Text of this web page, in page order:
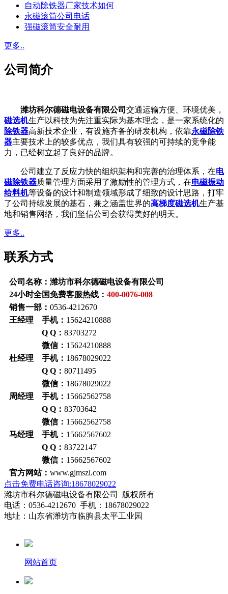
自动除铁器厂家技术如何
永磁滚筒公司电话
强磁滚筒安全耐用
更多..
公司简介
潍坊科尔德磁电设备有限公司 交通运输方便、环境优美，
磁选机生产以科技为先注重实际为基本理念，是一家系统化的
除铁器高新技术企业，有设施齐备的研发机构，依靠永磁除铁
器主要技术上的较多优点，我们具有较强的可持续的竞争能
力，已经树立起了良好的品牌。
公司建立了反应力快的组织架构和完善的治理体系，在电
磁除铁器质量管理方面采用了激励性的管理方式，在电磁振动
给料机等设备的设计和制造领域形成了细致的设计思路，打牢
了公司持续发展的基石，兼之涵盖世界的高梯度磁选机生产基
地和销售网络，我们坚信公司会获得美好的明天。
更多..
联系方式
公司名称：潍坊市科尔德磁电设备有限公司
24小时全国免费客服热线： 400-0076-008
销售一部： 0536-4212670
王经理 手机： 15624210888
Q Q： 83703272
微信： 15624210888
杜经理 手机： 18678029022
Q Q： 80711495
微信： 18678029022
周经理 手机： 15662562758
Q Q： 83703642
微信： 15662562758
马经理 手机： 15662567602
Q Q： 83722147
微信： 15662567602
官方网站： www.gjmszl.com
点击免费电话咨询:18678029022
潍坊市科尔德磁电设备有限公司 版权所有
电话：0536-4212670 手机：18678029022
地址：山东省潍坊市临朐县太平工业园
网站首页